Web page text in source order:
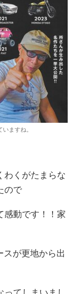
ますね。
わくがたまらな
ので
感動です！！家
が更地から出